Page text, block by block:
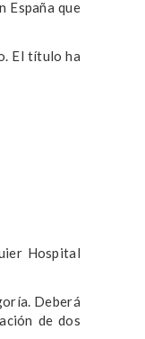
España que
El título ha
Hospital
Deberá
de dos